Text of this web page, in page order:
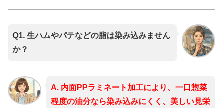
Q1. 生ハムやパテなどの脂は染み込みません
か？
A. 内面PPラミネート加工により、一口惣菜
程度の油分なら染み込みにくく、美しい見栄